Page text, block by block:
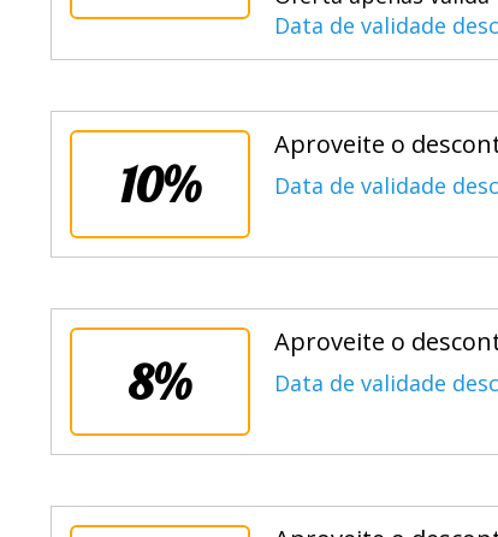
Data de validade
10%
Aproveite o
Data de validade
8%
Aproveite o
Data de validade